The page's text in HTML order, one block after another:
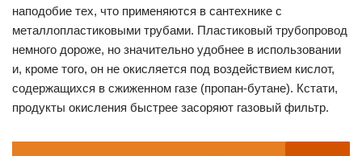
наподобие тех, что применяются в сантехнике с
металлопластиковыми трубами. Пластиковый трубопровод
немного дороже, но значительно удобнее в использовании
и, кроме того, он не окисляется под воздействием кислот,
содержащихся в сжиженном газе (пропан-бутане). Кстати,
продукты окисления быстрее засоряют газовый фильтр.